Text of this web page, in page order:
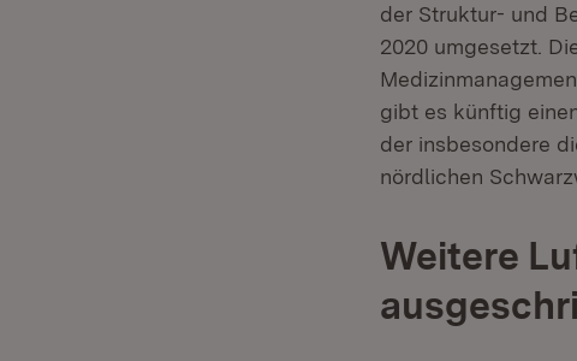
der Struktur- und
2020 umgesetzt.
gibt es künftig
der insbesondere
nördlichen
Weitere